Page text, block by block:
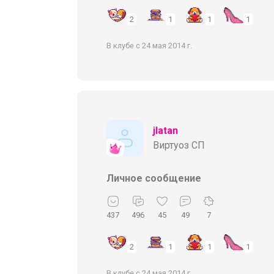
2 1 1 1
В клубе с 24 мая 2014 г.
jlatan
Виртуоз СП
Личное сообщение
437 496 45 49 7
2 1 1 1